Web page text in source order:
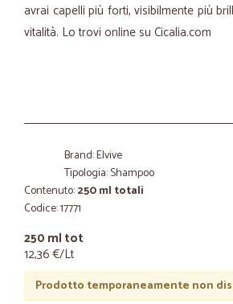
avrai capelli più forti, visibilmente più
vitalità. Lo trovi online su Cicalia.com
Brand: Elvive
Tipologia: Shampoo
Contenuto:250 ml totali
Codice: 17771
250 ml tot
12,36 €/Lt
Prodotto temporaneamente non